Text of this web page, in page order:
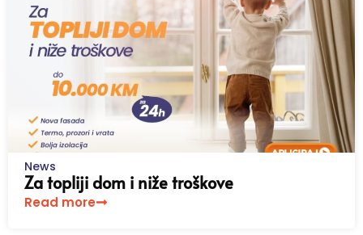
News
Za topliji dom i niže troškove
Read more